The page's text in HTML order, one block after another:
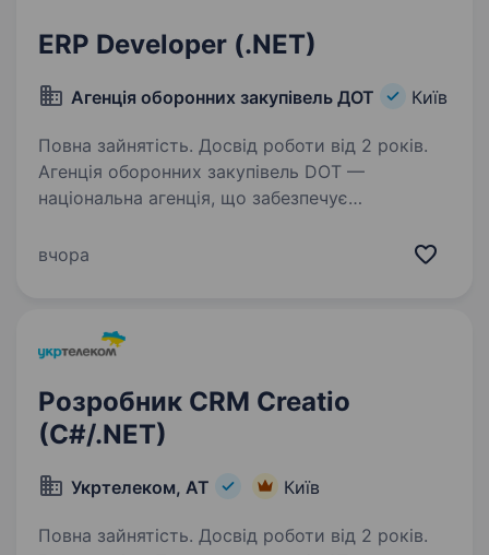
ERP Developer (.NET)
Агенція оборонних закупівель ДОТ Київ
Повна зайнятість. Досвід роботи від 2 років.
Агенція оборонних закупівель DOT —
національна агенція, що забезпечує
та пально-мастильні матеріали для потреб
вчора
Розробник CRM Creatio
(C#/.NET)
Укртелеком, АТ Київ
Повна зайнятість. Досвід роботи від 2 років.